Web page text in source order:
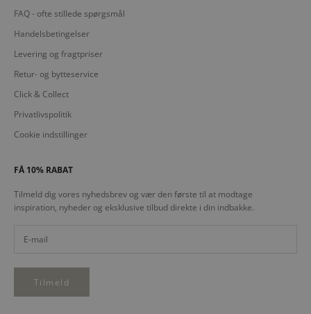
FAQ - ofte stillede spørgsmål
Handelsbetingelser
Levering og fragtpriser
Retur- og bytteservice
Click & Collect
Privatlivspolitik
Cookie indstillinger
FÅ 10% RABAT
Tilmeld dig vores nyhedsbrev og vær den første til at modtage
inspiration, nyheder og eksklusive tilbud direkte i din indbakke.
Tilmeld